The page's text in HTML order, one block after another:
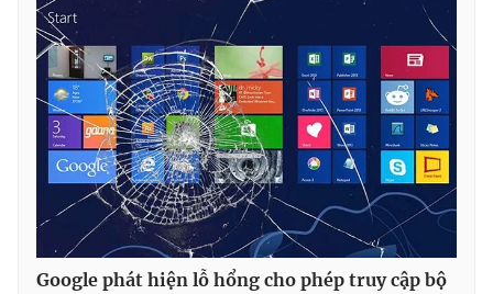
Google phát hiện lỗ hổng cho phép truy cập bộ